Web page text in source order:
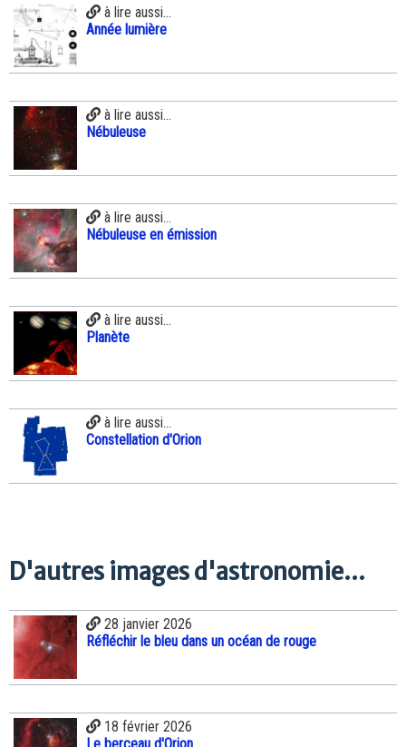
à lire aussi...
Année lumière
à lire aussi...
Nébuleuse
à lire aussi...
Nébuleuse en émission
à lire aussi...
Planète
à lire aussi...
Constellation d'Orion
D'autres images d'astronomie...
28 janvier 2026
Réfléchir le bleu dans un océan de rouge
18 février 2026
Le berceau d'Orion